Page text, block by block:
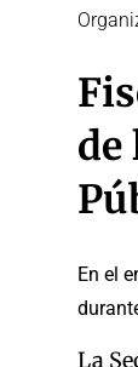
de
En el
La